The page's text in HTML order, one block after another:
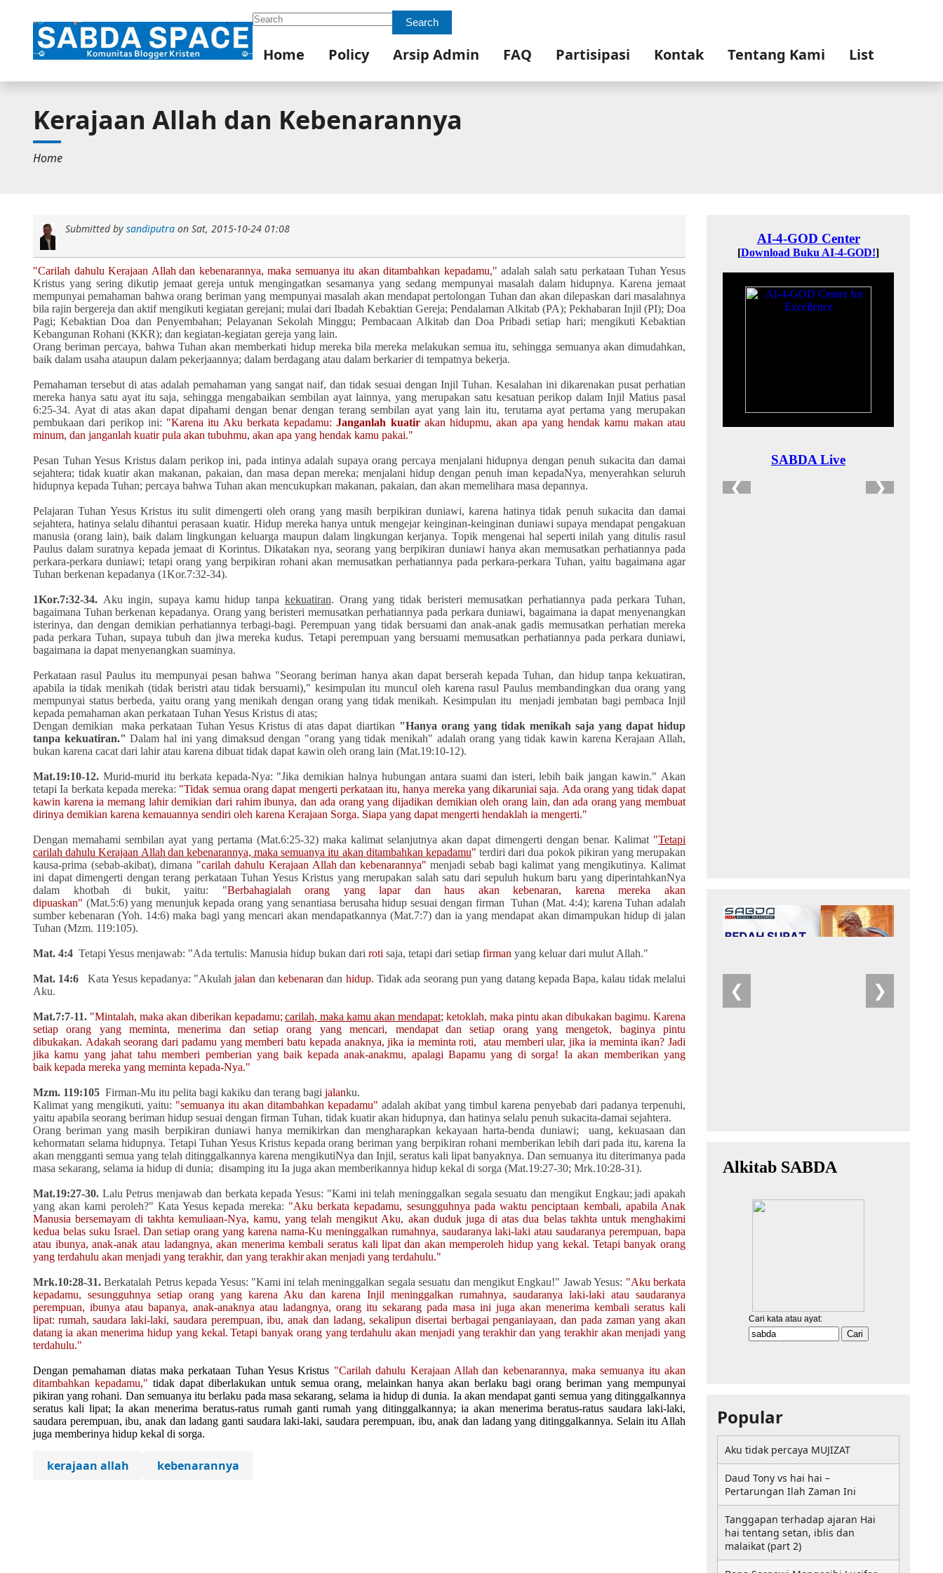
Search Search
Home Policy Arsip Admin FAQ Partisipasi Kontak Tentang Kami List
Kerajaan Allah dan Kebenarannya
Home
Submitted by sandiputra on Sat, 2015-10-24 01:08
"Carilah dahulu Kerajaan Allah dan kebenarannya, maka semuanya itu akan ditambahkan kepadamu,"adalah salah satu perkataan Tuhan Yesus
Kristus yang sering dikutip jemaat gereja untuk mengingatkan sesamanya yang sedang mempunyai masalah dalam hidupnya. Karena jemaat
mempunyai pemahaman bahwa orang beriman yang mempunyai masalah akan mendapat pertolongan Tuhan dan akan dilepaskan dari masalahnya
bila rajin bergereja dan aktif mengikuti kegiatan gerejani; mulai dari Ibadah Kebaktian Gereja; Pendalaman Alkitab (PA); Pekhabaran Injil (PI); Doa
Pagi; Kebaktian Doa dan Penyembahan; Pelayanan Sekolah Minggu; Pembacaan Alkitab dan Doa Pribadi setiap hari; mengikuti Kebaktian
Kebangunan Rohani (KKR); dan kegiatan-kegiatan gereja yang lain.
Orang beriman percaya, bahwa Tuhan akan memberkati hidup mereka bila mereka melakukan semua itu, sehingga semuanya akan dimudahkan,
baik dalam usaha ataupun dalam pekerjaannya; dalam berdagang atau dalam berkarier di tempatnya bekerja.
Pemahaman tersebut di atas adalah pemahaman yang sangat naif, dan tidak sesuai dengan Injil Tuhan. Kesalahan ini dikarenakan pusat perhatian
mereka hanya satu ayat itu saja, sehingga mengabaikan sembilan ayat lainnya, yang merupakan satu kesatuan perikop dalam Injil Matius pasal
6:25-34. Ayat di atas akan dapat dipahami dengan benar dengan terang sembilan ayat yang lain itu, terutama ayat pertama yang merupakan
pembukaan dari perikop ini: "Karena itu Aku berkata kepadamu:Janganlah kuatirakan hidupmu, akan apa yang hendak kamu makan atau
minum, dan janganlah kuatir pula akan tubuhmu, akan apa yang hendak kamu pakai."
Pesan Tuhan Yesus Kristus dalam perikop ini, pada intinya adalah supaya orang percaya menjalani hidupnya dengan penuh sukacita dan damai
sejahtera; tidak kuatir akan makanan, pakaian, dan masa depan mereka; menjalani hidup dengan penuh iman kepadaNya, menyerahkan seluruh
hidupnya kepada Tuhan; percaya bahwa Tuhan akan mencukupkan makanan, pakaian, dan akan memelihara masa depannya.
Pelajaran Tuhan Yesus Kristus itu sulit dimengerti oleh orang yang masih berpikiran duniawi, karena hatinya tidak penuh sukacita dan damai
sejahtera, hatinya selalu dihantui perasaan kuatir. Hidup mereka hanya untuk mengejar keinginan-keinginan duniawi supaya mendapat pengakuan
manusia (orang lain), baik dalam lingkungan keluarga maupun dalam lingkungan kerjanya. Topik mengenai hal seperti inilah yang ditulis rasul
Paulus dalam suratnya kepada jemaat di Korintus. Dikatakan nya, seorang yang berpikiran duniawi hanya akan memusatkan perhatiannya pada
perkara-perkara duniawi; tetapi orang yang berpikiran rohani akan memusatkan perhatiannya pada perkara-perkara Tuhan, yaitu bagaimana agar
Tuhan berkenan kepadanya (1Kor.7:32-34).
1Kor.7:32-34. Aku ingin, supaya kamu hidup tanpa kekuatiran. Orang yang tidak beristeri memusatkan perhatiannya pada perkara Tuhan,
bagaimana Tuhan berkenan kepadanya. Orang yang beristeri memusatkan perhatiannya pada perkara duniawi, bagaimana ia dapat menyenangkan
isterinya,dan dengan demikian perhatiannya terbagi-bagi. Perempuan yang tidak bersuami dan anak-anak gadis memusatkan perhatian mereka
pada perkara Tuhan, supaya tubuh dan jiwa mereka kudus. Tetapi perempuan yang bersuami memusatkan perhatiannya pada perkara duniawi,
bagaimana ia dapat menyenangkan suaminya.
Perkataan rasul Paulus itu mempunyai pesan bahwa "Seorang beriman hanya akan dapat berserah kepada Tuhan, dan hidup tanpa kekuatiran,
apabila ia tidak menikah (tidak beristri atau tidak bersuami)," kesimpulan itu muncul oleh karena rasul Paulus membandingkan dua orang yang
mempunyai status berbeda, yaitu orang yang menikah dengan orang yang tidak menikah. Kesimpulan itu menjadi jembatan bagi pembaca Injil
kepada pemahaman akan perkataan Tuhan Yesus Kristus di atas;
Dengan demikian maka perkataan Tuhan Yesus Kristus di atas dapat diartikan "Hanya orang yang tidak menikah saja yang dapat hidup
tanpa kekuatiran." Dalam hal ini yang dimaksud dengan "orang yang tidak menikah" adalah orang yang tidak kawin karena Kerajaan Allah,
bukan karena cacat dari lahir atau karena dibuat tidak dapat kawin oleh orang lain (Mat.19:10-12).
Mat.19:10-12. Murid-murid itu berkata kepada-Nya: "Jika demikian halnya hubungan antara suami dan isteri, lebih baik jangan kawin." Akan
tetapi Ia berkata kepada mereka: "Tidak semua orang dapat mengerti perkataan itu, hanya mereka yang dikaruniai saja. Ada orang yang tidak dapat
kawin karena ia memang lahir demikian dari rahim ibunya, dan ada orang yang dijadikan demikian oleh orang lain, dan ada orang yang membuat
dirinya demikian karena kemauannya sendiri oleh karena Kerajaan Sorga. Siapa yang dapat mengerti hendaklah ia mengerti."
Dengan memahami sembilan ayat yang pertama (Mat.6:25-32) maka kalimat selanjutnya akan dapat dimengerti dengan benar. Kalimat "Tetapi
carilah dahulu Kerajaan Allah dan kebenarannya, maka semuanya itu akan ditambahkan kepadamu" terdiri dari dua pokok pikiran yang merupakan
kausa-prima (sebab-akibat), dimana "carilah dahulu Kerajaan Allah dan kebenarannya"menjadi sebab bagi kalimat yang mengikutinya. Kalimat
ini dapat dimengerti dengan terang perkataan Tuhan Yesus Kristus yang merupakan salah satu dari sepuluh hukum baru yang diperintahkanNya
dalam khotbah di bukit, yaitu: "Berbahagialah orang yang lapar dan haus akan kebenaran, karena mereka akan
dipuaskan" (Mat.5:6)yang menunjuk kepada orang yang senantiasa berusaha hidup sesuai dengan firman Tuhan (Mat. 4:4); karena Tuhan adalah
sumber kebenaran (Yoh. 14:6) maka bagi yang mencari akan mendapatkannya (Mat.7:7) dan ia yang mendapat akan dimampukan hidup di jalan
Tuhan (Mzm. 119:105).
Mat. 4:4 Tetapi Yesus menjawab: "Ada tertulis: Manusia hidup bukan dari roti saja, tetapi dari setiap firman yang keluar dari mulut Allah."
Mat. 14:6 Kata Yesus kepadanya: "Akulah jalan dan kebenaran dan hidup. Tidak ada seorang pun yang datang kepada Bapa, kalau tidak melalui
Aku.
Mat.7:7-11. "Mintalah, maka akan diberikan kepadamu; carilah, maka kamu akan mendapat; ketoklah, maka pintu akan dibukakan bagimu. Karena
setiap orang yang meminta, menerima dan setiap orang yang mencari, mendapat
dan setiap orang yang mengetok, baginya pintu
dibukakan. Adakah seorang dari padamu yang memberi batu kepada anaknya, jika ia meminta roti, atau memberi ular, jika ia meminta ikan?Jadi
jika kamu yang jahat tahu memberi pemberian yang baik kepada anak-anakmu, apalagi Bapamu yang di sorga! Ia akan memberikan yang
baikkepada mereka yang meminta kepada-Nya."
Mzm. 119:105 Firman-Mu itu pelita bagi kakiku dan terang bagi jalanku.
Kalimat yang mengikuti, yaitu: "semuanya itu akan ditambahkan kepadamu" adalah akibat yang timbul karena penyebab dari padanya terpenuhi,
yaitu apabila seorang beriman hidup sesuai dengan firman Tuhan, tidak kuatir akan hidupnya, dan hatinya selalu penuh sukacita-damai sejahtera.
Orang beriman yang masih berpikiran duniawi hanya memikirkan dan mengharapkan kekayaan harta-benda duniawi; uang, kekuasaan dan
kehormatan selama hidupnya. Tetapi Tuhan Yesus Kristus kepada orang beriman yang berpikiran rohani memberikan lebih dari pada itu, karena Ia
akan mengganti semua yang telah ditinggalkannya karena mengikutiNya dan Injil, seratus kali lipat banyaknya. Dan semuanya itu diterimanya pada
masa sekarang, selama ia hidup di dunia; disamping itu Ia juga akan memberikannya hidup kekal di sorga (Mat.19:27-30; Mrk.10:28-31).
Mat.19:27-30. Lalu Petrus menjawab dan berkata kepada Yesus: "Kami ini telah meninggalkan segala sesuatu dan mengikut Engkau; jadi apakah
yang akan kami peroleh?" Kata Yesus kepada mereka: "Aku berkata kepadamu, sesungguhnya pada waktu penciptaan kembali, apabila Anak
Manusia bersemayam di takhta kemuliaan-Nya, kamu, yang telah mengikut Aku, akan duduk juga di atas dua belas takhta untuk menghakimi
kedua belas suku Israel. Dan setiap orang yang karena nama-Ku meninggalkan rumahnya, saudaranya laki-laki atau saudaranya perempuan, bapa
atau ibunya, anak-anak atau ladangnya, akan menerima kembali seratus kali lipat dan akan memperoleh hidup yang kekal. Tetapi banyak orang
yang terdahulu akan menjadi yang terakhir, dan yang terakhirakan menjadi yang terdahulu."
Mrk.10:28-31. Berkatalah Petrus kepada Yesus: "Kami ini telah meninggalkan segala sesuatu dan mengikut Engkau!" Jawab Yesus: "Aku berkata
kepadamu, sesungguhnya setiap orang yang karena Aku dan karena Injil meninggalkan rumahnya, saudaranya laki-laki atau saudaranya
perempuan, ibunya atau bapanya, anak-anaknya atau ladangnya, orang itu sekarang pada masa ini juga akan menerima kembali seratus kali
lipat: rumah, saudara laki-laki, saudara perempuan, ibu, anak dan ladang, sekalipun disertai berbagai penganiayaan, dan pada zaman yang akan
datang ia akan menerima hidup yang kekal. Tetapi banyak orang yang terdahulu akan menjadi yang terakhir dan yang terakhir akan menjadi yang
terdahulu."
Dengan pemahaman diatas makaperkataan Tuhan Yesus Kristus "Carilah dahulu Kerajaan Allah dan kebenarannya, maka semuanya itu akan
ditambahkan kepadamu," tidak dapat diberlakukan untuk semua orang, melainkan hanya akan berlaku bagi orang beriman yang mempunyai
pikiran yang rohani. Dan semuanya itu berlaku pada masa sekarang, selama ia hidup di dunia. Ia akan mendapat ganti semua yang ditinggalkannya
seratus kali lipat; Ia akan menerima beratus-ratus rumah ganti rumah yang ditinggalkannya; ia akan menerima beratus-ratus saudara laki-laki,
saudara perempuan, ibu, anak dan ladang ganti saudara laki-laki, saudara perempuan, ibu, anak dan ladang yang ditinggalkannya. Selain itu Allah
juga memberinya hidup kekal di sorga.
kerajaan allah kebenarannya
Popular
Aku tidak percaya MUJIZAT
Daud Tony vs hai hai –
Pertarungan Ilah Zaman Ini
Tanggapan terhadap ajaran Hai
hai tentang setan, iblis dan
malaikat (part 2)